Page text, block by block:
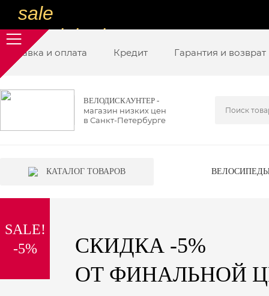
sale
special price
sale
низкие цены
вот дешево
special price
sale
надо брать
sale
Доставка и оплата Кредит Гарантия и возврат
ВЕЛОДИСКАУНТЕР -
магазин низких цен
в Санкт-Петербурге
КАТАЛОГ ТОВАРОВ
SALE!
-5%
СКИДКА -5%
ОТ ФИНАЛЬНОЙ